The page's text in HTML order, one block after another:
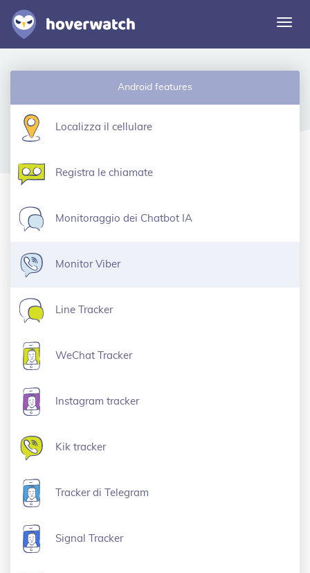
Funzionalità
Accedere
Android features
Localizza il cellulare
Registra le chiamate
Monitoraggio dei Chatbot IA
Monitor Viber
Line Tracker
WeChat Tracker
Instagram tracker
Kik tracker
Tracker di Telegram
Signal Tracker